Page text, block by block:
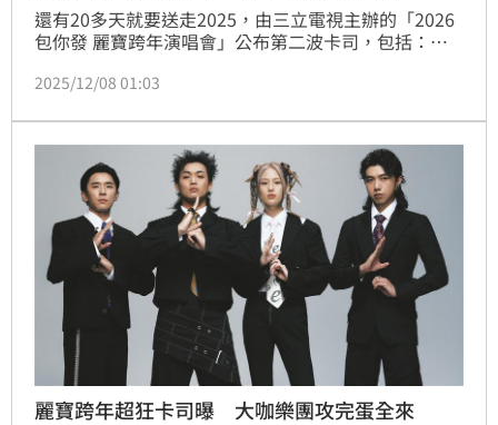
還有20多天就要送走2025，由三立電視主辦的「2026
包你發 麗寶跨年演唱會」公布第二波卡司，包括：金
及偶像男團女團SEVENTOEIGHT、ARKis、HUR+，加
包羅萬象，要讓在麗寶樂園及電視前、網路上的觀眾，
度過一個充滿音樂、煙火的繽紛夜晚！
2025/12/08 01:03
麗寶跨年超狂卡司曝 大咖樂團攻完蛋全來